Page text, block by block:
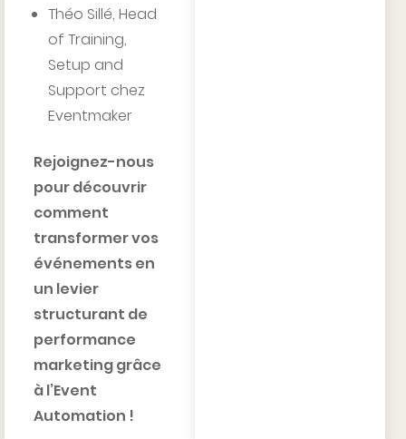
Théo Sillé, Head
of Training,
Setup and
Support chez
Eventmaker
Rejoignez-nous
pour découvrir
comment
transformer vos
événements en
un levier
structurant de
performance
marketing grâce
à l’Event
Automation !